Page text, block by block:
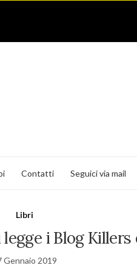
Contatti Seguici via mail
Libri
i Blog Killers
Gennaio 2019